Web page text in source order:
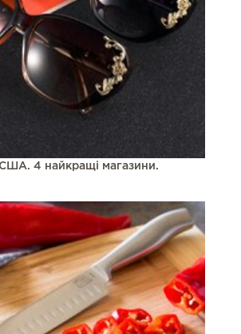
4 найкращі магазини.